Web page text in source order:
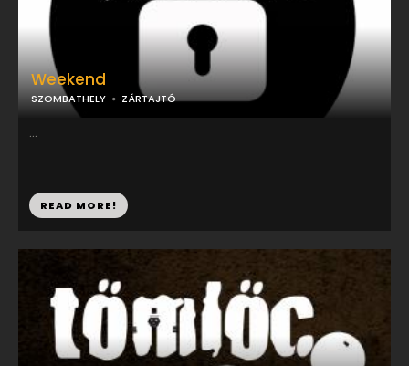
Weekend
SZOMBATHELY ZÁRTAJTÓ
...
READ MORE!